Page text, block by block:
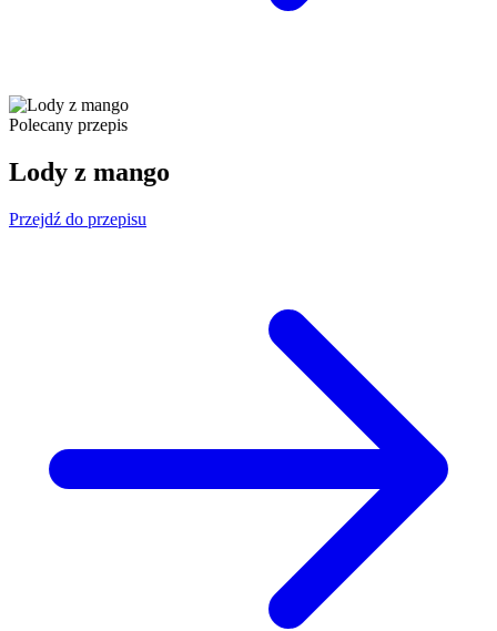
Polecany przepis
Lody z mango
Przejdź do przepisu